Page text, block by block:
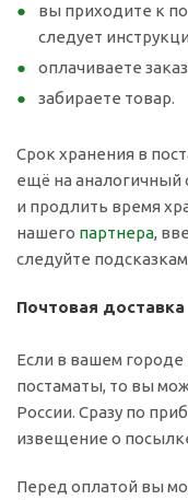
вы приходите к
следует
оплачиваете
забираете товар.
Срок хранения в
ещё на аналогичный
и продлить время
нашего партнера,
следуйте подсказкам
Почтовая доставка
Если в вашем городе
постаматы, то вы
России. Сразу по
извещение о
Перед оплатой вы